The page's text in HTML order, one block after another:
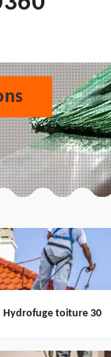
Hydrofuge toiture 30